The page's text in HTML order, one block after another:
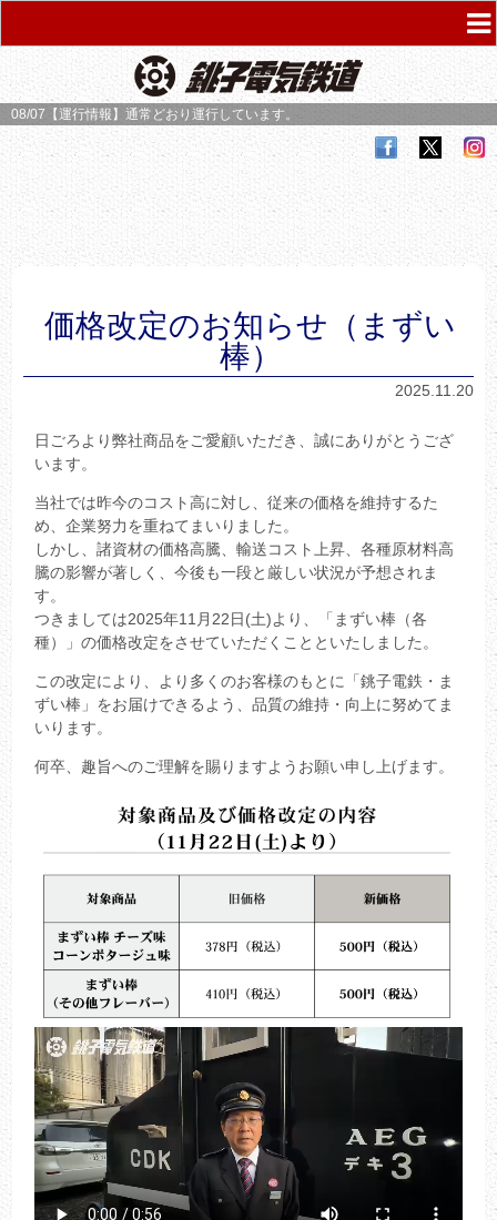
08/07【運行情報】 通常どおり運行しています。
価格改定のお知らせ（まずい
棒）
2025.11.20
日ごろより弊社商品をご愛顧いただき、誠にありがとうござ
います。
当社では昨今のコスト高に対し、従来の価格を維持するた
め、企業努力を重ねてまいりました。
しかし、諸資材の価格高騰、輸送コスト上昇、各種原材料高
騰の影響が著しく、今後も一段と厳しい状況が予想されま
す。
つきましては2025年11月22日(土)より、「まずい棒（各
種）」の価格改定をさせていただくことといたしました。
この改定により、より多くのお客様のもとに「銚子電鉄・ま
ずい棒」をお届けできるよう、品質の維持・向上に努めてま
いります。
何卒、趣旨へのご理解を賜りますようお願い申し上げます。